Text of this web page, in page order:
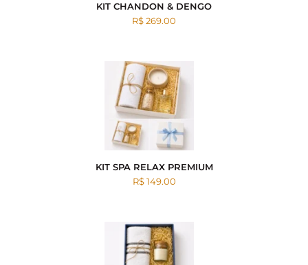
KIT CHANDON & DENGO
R$ 269.00
KIT SPA RELAX PREMIUM
R$ 149.00